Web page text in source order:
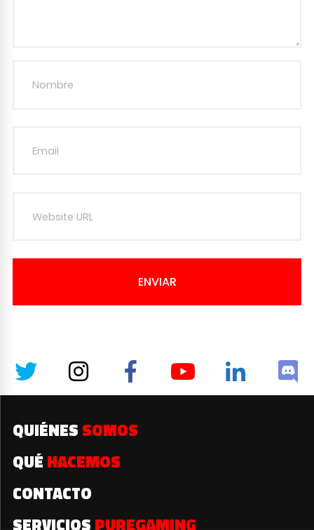
ENVIAR
QUIÉNES SOMOS
QUÉ HACEMOS
CONTACTO
SERVICIOS PUREGAMING